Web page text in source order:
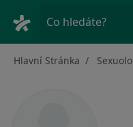
Co hledáte?
Hlavní Stránka